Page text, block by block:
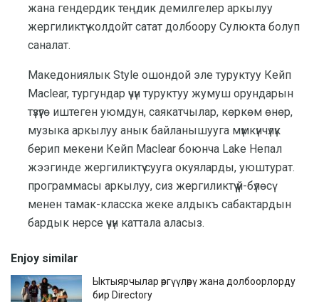
жана гендердик теңдик демилгелер аркылуу
жергиликтүү колдойт сатат долбоору Сулюкта болуп
саналат.
Македониялык Style ошондой эле туруктуу Кейп
Maclear, тургундар үчүн туруктуу жумуш орундарын
түзүүгө иштеген уюмдун, саякатчылар, көркөм өнөр,
музыка аркылуу анык байланышууга мүмкүнчүлүк
берип мекени Кейп Maclear боюнча Lake Непал
жээгинде жергиликтүү сууга окуяларды, уюштурат.
программасы аркылуу, сиз жергиликтүү үй-бүлөсү
менен тамак-класска жеке алдыкъ сабактардын
бардык нерсе үчүн каттала аласыз.
Enjoy similar
Ыктыярчылар өргүүлөрү жана долбоорлорду
бир Directory